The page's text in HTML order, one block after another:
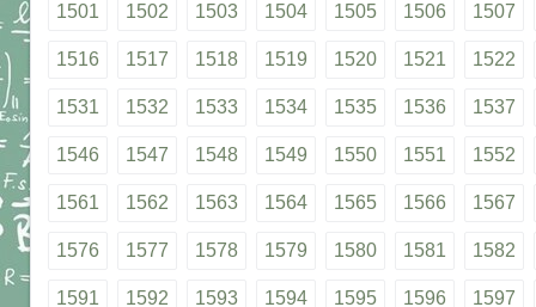
1501 1502 1503 1504 1505 1506 1507
1516 1517 1518 1519 1520 1521 1522
1531 1532 1533 1534 1535 1536 1537
1546 1547 1548 1549 1550 1551 1552
1561 1562 1563 1564 1565 1566 1567
1576 1577 1578 1579 1580 1581 1582
1591 1592 1593 1594 1595 1596 1597